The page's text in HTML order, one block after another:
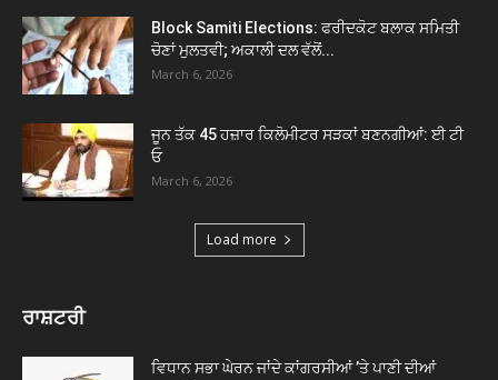
Block Samiti Elections: ਫਰੀਦਕੋਟ ਬਲਾਕ ਸਮਿਤੀ
ਚੋਣਾਂ ਮੁਲਤਵੀ; ਅਕਾਲੀ ਦਲ ਵੱਲੋਂ...
March 6, 2026
ਜੂਨ ਤੱਕ 45 ਹਜ਼ਾਰ ਕਿਲੋਮੀਟਰ ਸੜਕਾਂ ਬਣਨਗੀਆਂ: ਈ ਟੀ
ਓ
March 6, 2026
Load more
ਰਾਸ਼ਟਰੀ
ਵਿਧਾਨ ਸਭਾ ਘੇਰਨ ਜਾਂਦੇ ਕਾਂਗਰਸੀਆਂ ’ਤੇ ਪਾਣੀ ਦੀਆਂ